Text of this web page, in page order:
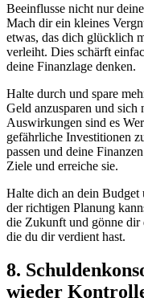
Beeinflusse nicht nur
Mach dir ein kleines
etwas, das dich glücklich
verleiht. Dies schärft
deine Finanzlage denken.
Halte durch und spare
Geld anzusparen und sich
Auswirkungen sind es
gefährliche Investitionen
passen und deine
Ziele und erreiche sie.
Halte dich an dein Budget
der richtigen Planung
die Zukunft und gönne dir
die du dir verdient hast.
8.
wieder